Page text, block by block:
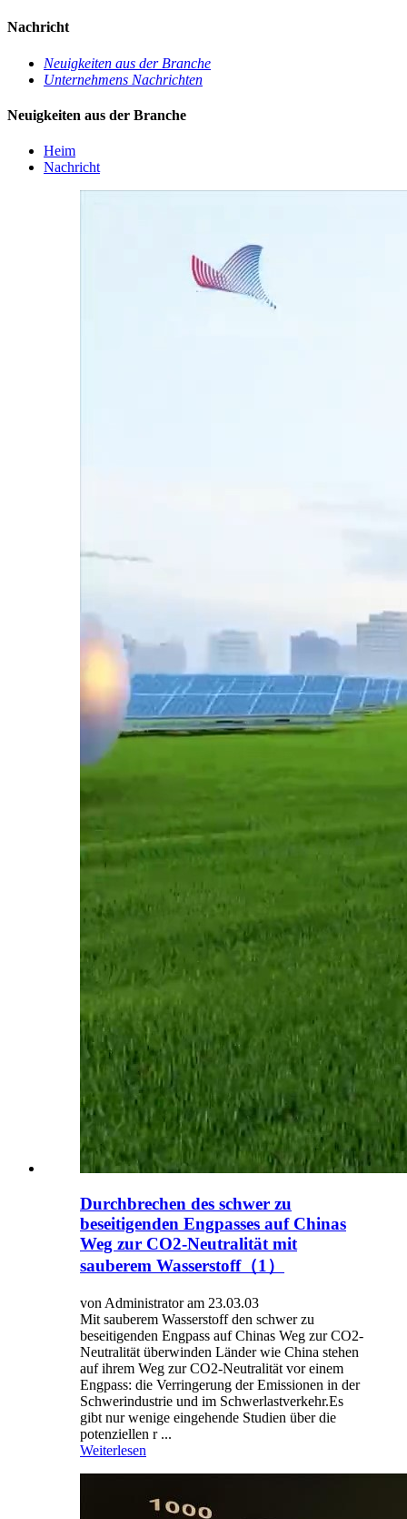
Nachricht
Neuigkeiten aus der Branche
Unternehmens Nachrichten
Neuigkeiten aus der Branche
Heim
Nachricht
Durchbrechen des schwer zu
beseitigenden Engpasses auf Chinas
Weg zur CO2-Neutralität mit
sauberem Wasserstoff（1）
von Administrator am 23.03.03
Mit sauberem Wasserstoff den schwer zu
beseitigenden Engpass auf Chinas Weg zur CO2-
Neutralität überwinden Länder wie China stehen
auf ihrem Weg zur CO2-Neutralität vor einem
Engpass: die Verringerung der Emissionen in der
Schwerindustrie und im Schwerlastverkehr.Es
gibt nur wenige eingehende Studien über die
potenziellen r ...
Weiterlesen